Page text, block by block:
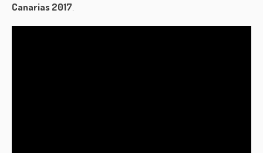
Canarias2017